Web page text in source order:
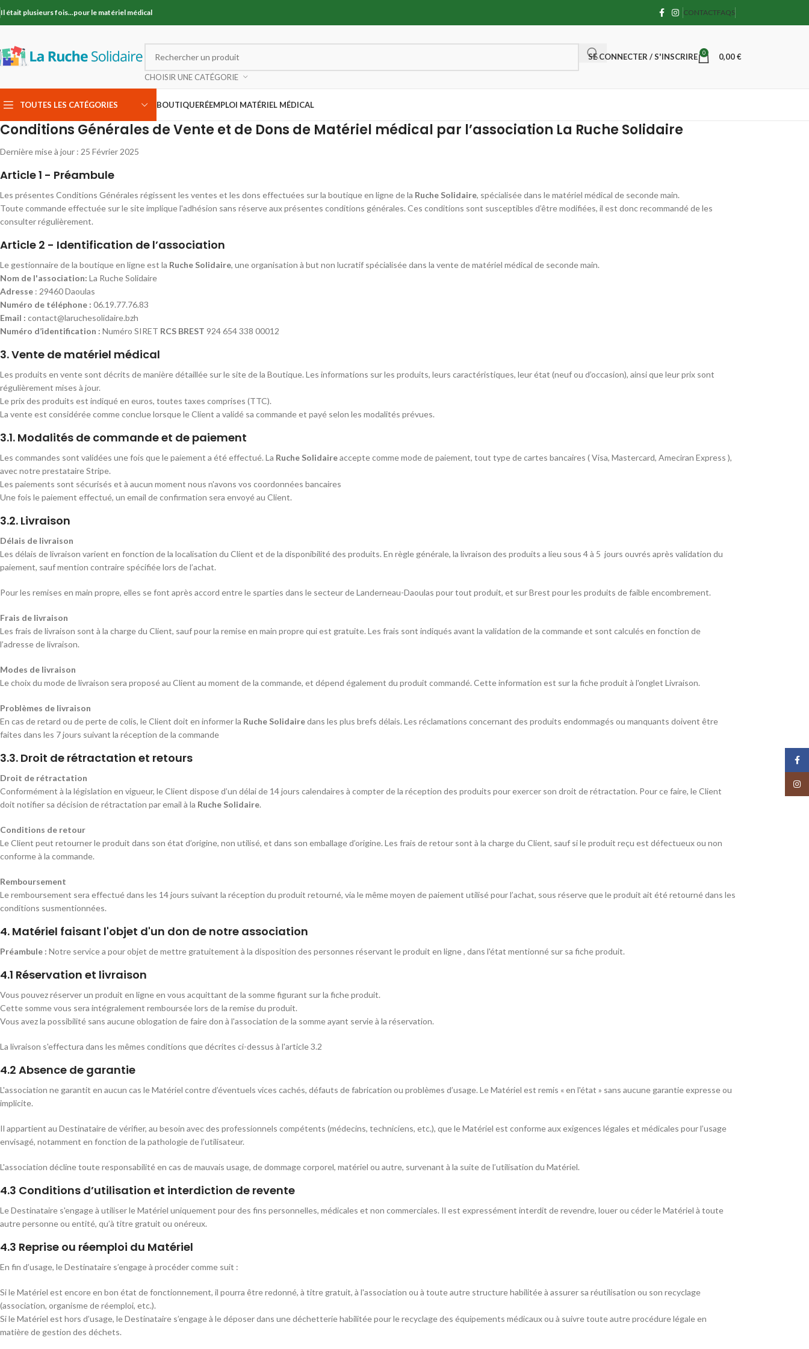
Il était plusieurs fois...pour le matériel médical CONTACTFAQS
CHOISIR UNE CATÉGORIE
SE CONNECTER / S'INSCRIRE 0 0,00€
TOUTES LES CATÉGORIES BOUTIQUERÉEMPLOI MATÉRIEL MÉDICAL
Conditions Générales de Vente et de Dons de Matériel médical par l’association La Ruche Solidaire
Dernière mise à jour : 25 Février 2025
Article 1 - Préambule
Les présentes Conditions Générales régissent les ventes et les dons effectuées sur la boutique en ligne de la Ruche Solidaire, spécialisée dans le matériel médical de seconde main.
Toute commande effectuée sur le site implique l'adhésion sans réserve aux présentes conditions générales. Ces conditions sont susceptibles d’être modifiées, il est donc recommandé de les
consulter régulièrement.
Article 2 - Identification de l’association
Le gestionnaire de la boutique en ligne est la Ruche Solidaire, une organisation à but non lucratif spécialisée dans la vente de matériel médical de seconde main.
Nom de l'association: La Ruche Solidaire
Adresse : 29460 Daoulas
Numéro de téléphone : 06.19.77.76.83
Email : contact@laruchesolidaire.bzh
Numéro d’identification : Numéro SIRET RCS BREST 924 654 338 00012
3. Vente de matériel médical
Les produits en vente sont décrits de manière détaillée sur le site de la Boutique. Les informations sur les produits, leurs caractéristiques, leur état (neuf ou d’occasion), ainsi que leur prix sont
régulièrement mises à jour.
Le prix des produits est indiqué en euros, toutes taxes comprises (TTC).
La vente est considérée comme conclue lorsque le Client a validé sa commande et payé selon les modalités prévues.
3.1. Modalités de commande et de paiement
Les commandes sont validées une fois que le paiement a été effectué. La Ruche Solidaireaccepte comme mode de paiement, tout type de cartes bancaires ( Visa, Mastercard, Ameciran Express ),
avec notre prestataire Stripe.
Les paiements sont sécurisés et à aucun moment nous n'avons vos coordonnées bancaires
Une fois le paiement effectué, un email de confirmation sera envoyé au Client.
3.2. Livraison
Délais de livraison
Les délais de livraison varient en fonction de la localisation du Client et de la disponibilité des produits. En règle générale, la livraison des produits a lieu sous 4 à 5 jours ouvrés après validation du
paiement, sauf mention contraire spécifiée lors de l’achat.
Pour les remises en main propre, elles se font après accord entre le sparties dans le secteur de Landerneau-Daoulas pour tout produit, et sur Brest pour les produits de faible encombrement.
Frais de livraison
Les frais de livraison sont à la charge du Client, sauf pour la remise en main propre qui est gratuite. Les frais sont indiqués avant la validation de la commande et sont calculés en fonction de
l’adresse de livraison.
Modes de livraison
Le choix du mode de livraison sera proposé au Client au moment de la commande, et dépend également du produit commandé. Cette information est sur la fiche produit à l'onglet Livraison.
Problèmes de livraison
En cas de retard ou de perte de colis, le Client doit en informer la Ruche Solidairedans les plus brefs délais. Les réclamations concernant des produits endommagés ou manquants doivent être
faites dans les 7 jours suivant la réception de la commande
3.3. Droit de rétractation et retours
Droit de rétractation
Conformément à la législation en vigueur, le Client dispose d’un délai de 14 jours calendaires à compter de la réception des produits pour exercer son droit de rétractation. Pour ce faire, le Client
doit notifier sa décision de rétractation par email à la Ruche Solidaire.
Conditions de retour
Le Client peut retourner le produit dans son état d’origine, non utilisé, et dans son emballage d’origine. Les frais de retour sont à la charge du Client, sauf si le produit reçu est défectueux ou non
conforme à la commande.
Remboursement
Le remboursement sera effectué dans les 14 jours suivant la réception du produit retourné, via le même moyen de paiement utilisé pour l’achat, sous réserve que le produit ait été retourné dans les
conditions susmentionnées.
4. Matériel faisant l'objet d'un don de notre association
Préambule : Notre service a pour objet de mettre gratuitement à la disposition des personnes réservant le produit en ligne , dans l'état mentionné sur sa fiche produit.
4.1 Réservation et livraison
Vous pouvez réserver un produit en ligne en vous acquittant de la somme figurant sur la fiche produit.
Cette somme vous sera intégralement remboursée lors de la remise du produit.
Vous avez la possibilité sans aucune oblogation de faire don à l'association de la somme ayant servie à la réservation.
La livraison s'effectura dans les mêmes conditions que décrites ci-dessus à l'article 3.2
4.2 Absence de garantie
L'association ne garantit en aucun cas le Matériel contre d’éventuels vices cachés, défauts de fabrication ou problèmes d’usage. Le Matériel est remis « en l'état » sans aucune garantie expresse ou
implicite.
Il appartient au Destinataire de vérifier, au besoin avec des professionnels compétents (médecins, techniciens, etc.), que le Matériel est conforme aux exigences légales et médicales pour l’usage
envisagé, notamment en fonction de la pathologie de l’utilisateur.
L'association décline toute responsabilité en cas de mauvais usage, de dommage corporel, matériel ou autre, survenant à la suite de l’utilisation du Matériel.
4.3 Conditions d’utilisation et interdiction de revente
Le Destinataire s'engage à utiliser le Matériel uniquement pour des fins personnelles, médicales et non commerciales. Il est expressément interdit de revendre, louer ou céder le Matériel à toute
autre personne ou entité, qu’à titre gratuit ou onéreux.
4.3 Reprise ou réemploi du Matériel
En fin d’usage, le Destinataire s’engage à procéder comme suit :
Si le Matériel est encore en bon état de fonctionnement, il pourra être redonné, à titre gratuit, à l'association ou à toute autre structure habilitée à assurer sa réutilisation ou son recyclage
(association, organisme de réemploi, etc.).
Si le Matériel est hors d’usage, le Destinataire s’engage à le déposer dans une déchetterie habilitée pour le recyclage des équipements médicaux ou à suivre toute autre procédure légale en
matière de gestion des déchets.